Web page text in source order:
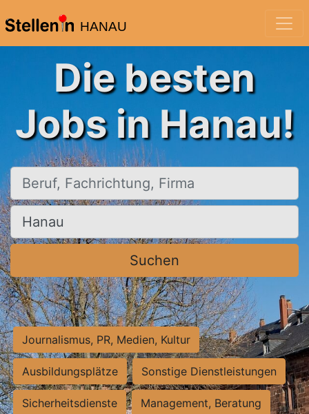
HANAU
Die besten
Jobs in Hanau!
Beruf, Fachrichtung, Firma
Ort, Stadt
Suchen
Journalismus, PR, Medien, Kultur
Ausbildungsplätze Sonstige Dienstleistungen
Sicherheitsdienste Management, Beratung